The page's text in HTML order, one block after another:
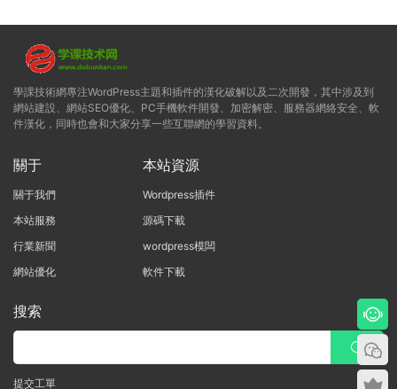
學課技術網專注WordPress主題和插件的漢化破解以及二次開發，其中涉及到
網站建設、網站SEO優化、PC手機軟件開發、加密解密、服務器網絡安全、軟
件漢化，同時也會和大家分享一些互聯網的學習資料。
關于
關于我們
本站服務
行業新聞
網站優化
本站資源
Wordpress插件
源碼下載
wordpress模闆
軟件下載
搜索
提交工單